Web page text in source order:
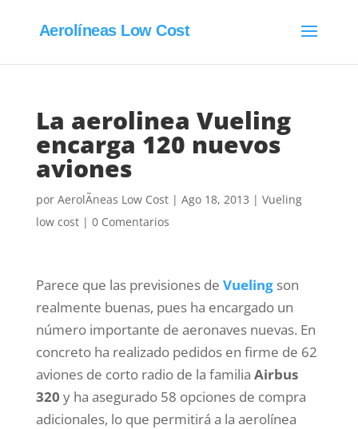
Aerolíneas Low Cost
La aerolinea Vueling
encarga 120 nuevos
aviones
por AerolÃ­neas Low Cost| Ago 18, 2013 | Vueling
low cost| 0 Comentarios
Parece que las previsiones de Vuelingson
realmente buenas, pues ha encargado un
número importante de aeronaves nuevas. En
concreto ha realizado pedidos en firme de 62
aviones de corto radio de la familia Airbus
320 y ha asegurado 58 opciones de compra
adicionales, lo que permitirá a la aerolínea